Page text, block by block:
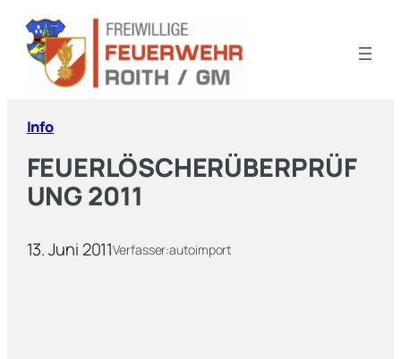
Info
FEUERLÖSCHERÜBERPRÜF
UNG 2011
13. Juni 2011Verfasser:autoimport